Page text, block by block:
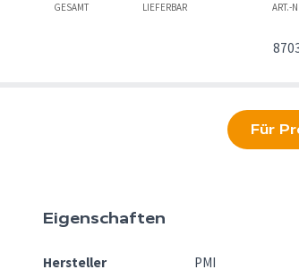
GESAMT LIEFERBAR ART.-
Für
Eigenschaften
Hersteller PMI